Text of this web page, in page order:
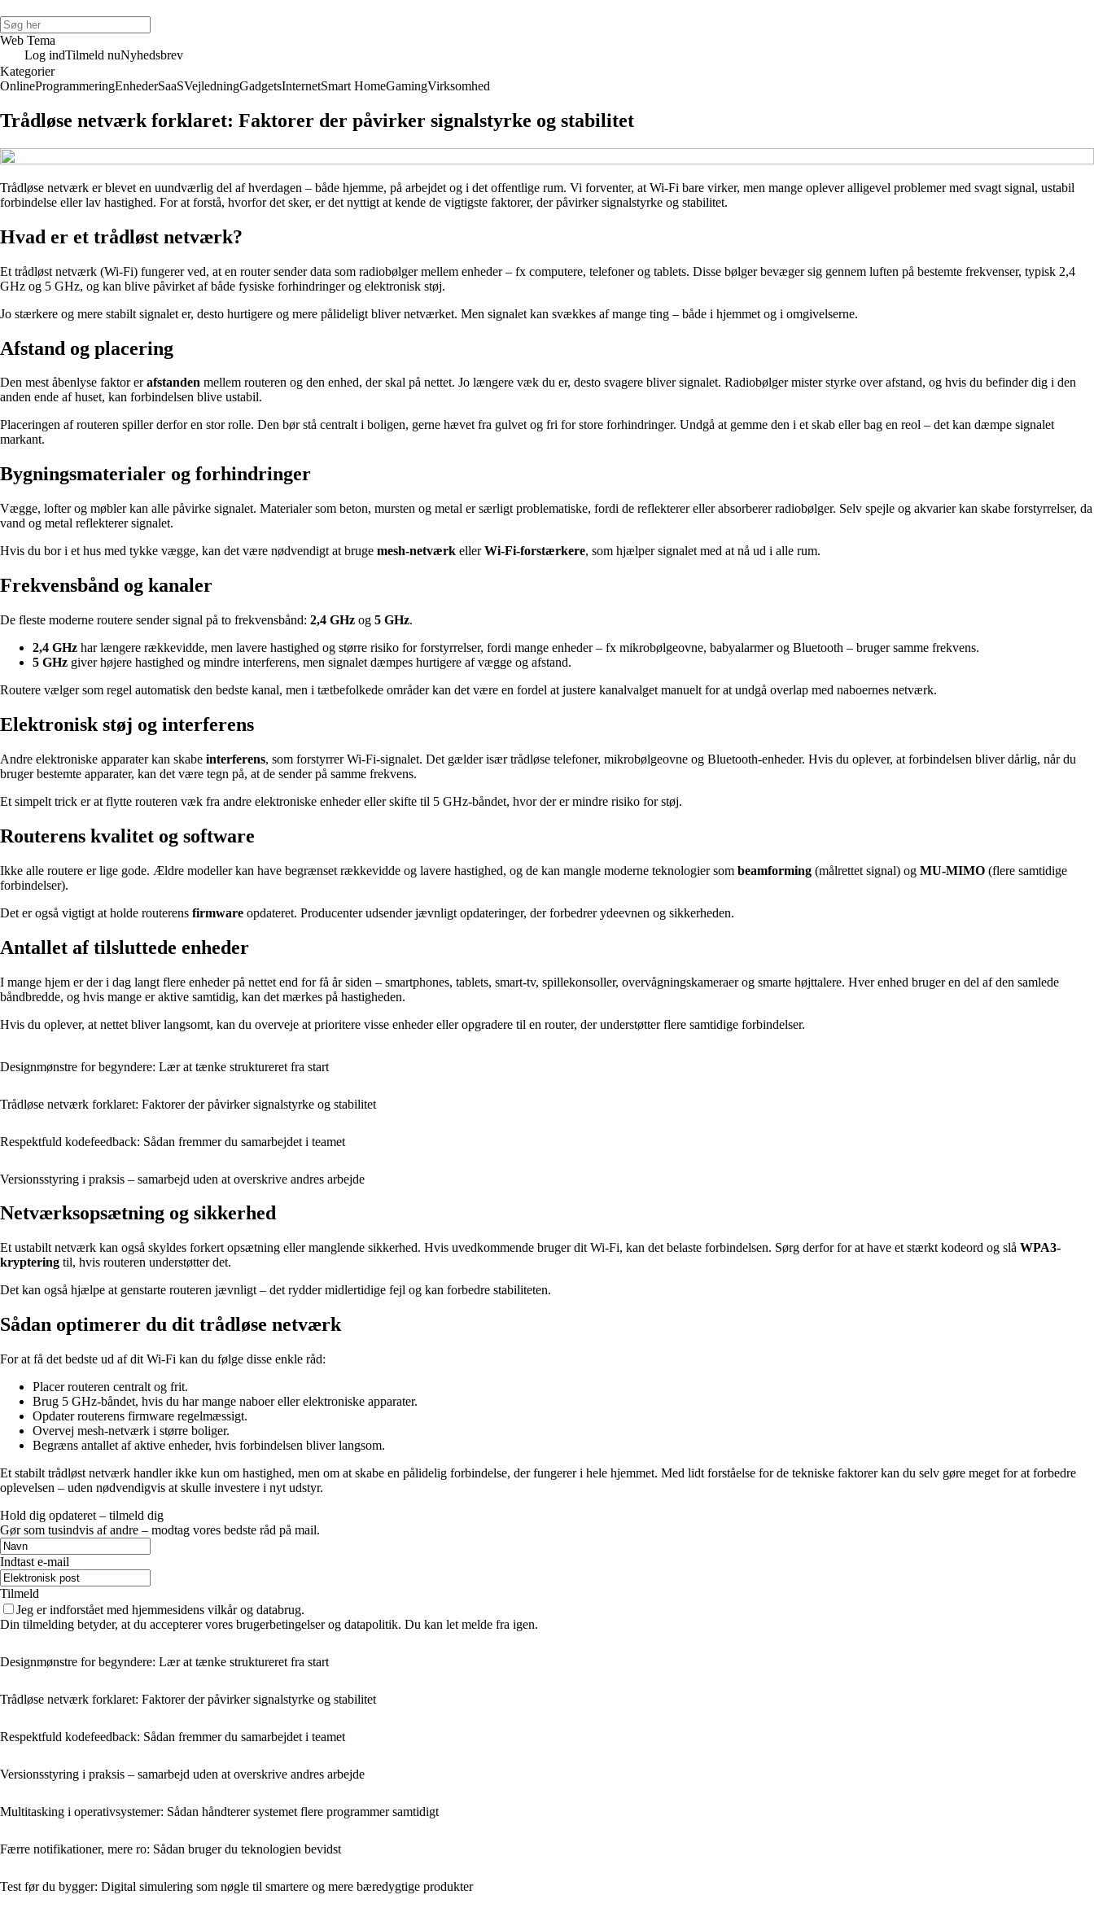
Web Tema
Log indTilmeld nuNyhedsbrev
Kategorier
OnlineProgrammeringEnhederSaaSVejledningGadgetsInternetSmart HomeGamingVirksomhed
Trådløse netværk forklaret: Faktorer der påvirker signalstyrke og stabilitet
Trådløse netværk er blevet en uundværlig del af hverdagen – både hjemme, på arbejdet og i det offentlige rum. Vi forventer, at Wi-Fi bare virker, men mange oplever alligevel problemer med svagt signal, ustabil
forbindelse eller lav hastighed. For at forstå, hvorfor det sker, er det nyttigt at kende de vigtigste faktorer, der påvirker signalstyrke og stabilitet.
Hvad er et trådløst netværk?
Et trådløst netværk (Wi-Fi) fungerer ved, at en router sender data som radiobølger mellem enheder – fx computere, telefoner og tablets. Disse bølger bevæger sig gennem luften på bestemte frekvenser, typisk 2,4
GHz og 5 GHz, og kan blive påvirket af både fysiske forhindringer og elektronisk støj.
Jo stærkere og mere stabilt signalet er, desto hurtigere og mere pålideligt bliver netværket. Men signalet kan svækkes af mange ting – både i hjemmet og i omgivelserne.
Afstand og placering
Den mest åbenlyse faktor erafstanden mellem routeren og den enhed, der skal på nettet. Jo længere væk du er, desto svagere bliver signalet. Radiobølger mister styrke over afstand, og hvis du befinder dig i den
anden ende af huset, kan forbindelsen blive ustabil.
Placeringen af routeren spiller derfor en stor rolle. Den bør stå centralt i boligen, gerne hævet fra gulvet og fri for store forhindringer. Undgå at gemme den i et skab eller bag en reol – det kan dæmpe signalet
markant.
Bygningsmaterialer og forhindringer
Vægge, lofter og møbler kan alle påvirke signalet. Materialer som beton, mursten og metal er særligt problematiske, fordi de reflekterer eller absorberer radiobølger. Selv spejle og akvarier kan skabe forstyrrelser, da
vand og metal reflekterer signalet.
Hvis du bor i et hus med tykke vægge, kan det være nødvendigt at bruge mesh-netværk ellerWi-Fi-forstærkere, som hjælper signalet med at nå ud i alle rum.
Frekvensbånd og kanaler
De fleste moderne routere sender signal på to frekvensbånd: 2,4 GHz og 5 GHz.
2,4 GHz har længere rækkevidde, men lavere hastighed og større risiko for forstyrrelser, fordi mange enheder – fx mikrobølgeovne, babyalarmer og Bluetooth – bruger samme frekvens.
5 GHz giver højere hastighed og mindre interferens, men signalet dæmpes hurtigere af vægge og afstand.
Routere vælger som regel automatisk den bedste kanal, men i tætbefolkede områder kan det være en fordel at justere kanalvalget manuelt for at undgå overlap med naboernes netværk.
Elektronisk støj og interferens
Andre elektroniske apparater kan skabe interferens, som forstyrrer Wi-Fi-signalet. Det gælder især trådløse telefoner, mikrobølgeovne og Bluetooth-enheder. Hvis du oplever, at forbindelsen bliver dårlig, når du
bruger bestemte apparater, kan det være tegn på, at de sender på samme frekvens.
Et simpelt trick er at flytte routeren væk fra andre elektroniske enheder eller skifte til 5 GHz-båndet, hvor der er mindre risiko for støj.
Routerens kvalitet og software
Ikke alle routere er lige gode. Ældre modeller kan have begrænset rækkevidde og lavere hastighed, og de kan mangle moderne teknologier som beamforming (målrettet signal) og MU-MIMO (flere samtidige
forbindelser).
Det er også vigtigt at holde routerens firmware opdateret. Producenter udsender jævnligt opdateringer, der forbedrer ydeevnen og sikkerheden.
Antallet af tilsluttede enheder
I mange hjem er der i dag langt flere enheder på nettet end for få år siden – smartphones, tablets, smart-tv, spillekonsoller, overvågningskameraer og smarte højttalere. Hver enhed bruger en del af den samlede
båndbredde, og hvis mange er aktive samtidig, kan det mærkes på hastigheden.
Hvis du oplever, at nettet bliver langsomt, kan du overveje at prioritere visse enheder eller opgradere til en router, der understøtter flere samtidige forbindelser.
Designmønstre for begyndere: Lær at tænke struktureret fra start
Trådløse netværk forklaret: Faktorer der påvirker signalstyrke og stabilitet
Respektfuld kodefeedback: Sådan fremmer du samarbejdet i teamet
Versionsstyring i praksis – samarbejd uden at overskrive andres arbejde
Netværksopsætning og sikkerhed
Et ustabilt netværk kan også skyldes forkert opsætning eller manglende sikkerhed. Hvis uvedkommende bruger dit Wi-Fi, kan det belaste forbindelsen. Sørg derfor for at have et stærkt kodeord og slå WPA3-
kryptering til, hvis routeren understøtter det.
Det kan også hjælpe at genstarte routeren jævnligt – det rydder midlertidige fejl og kan forbedre stabiliteten.
Sådan optimerer du dit trådløse netværk
For at få det bedste ud af dit Wi-Fi kan du følge disse enkle råd:
Placer routeren centralt og frit.
Brug 5 GHz-båndet, hvis du har mange naboer eller elektroniske apparater.
Opdater routerens firmware regelmæssigt.
Overvej mesh-netværk i større boliger.
Begræns antallet af aktive enheder, hvis forbindelsen bliver langsom.
Et stabilt trådløst netværk handler ikke kun om hastighed, men om at skabe en pålidelig forbindelse, der fungerer i hele hjemmet. Med lidt forståelse for de tekniske faktorer kan du selv gøre meget for at forbedre
oplevelsen – uden nødvendigvis at skulle investere i nyt udstyr.
Hold dig opdateret – tilmeld dig
Gør som tusindvis af andre – modtag vores bedste råd på mail.
Indtast e-mail
Tilmeld
Jeg er indforstået med hjemmesidens vilkår og databrug.
Din tilmelding betyder, at du accepterer vores brugerbetingelser og datapolitik. Du kan let melde fra igen.
Designmønstre for begyndere: Lær at tænke struktureret fra start
Trådløse netværk forklaret: Faktorer der påvirker signalstyrke og stabilitet
Respektfuld kodefeedback: Sådan fremmer du samarbejdet i teamet
Versionsstyring i praksis – samarbejd uden at overskrive andres arbejde
Multitasking i operativsystemer: Sådan håndterer systemet flere programmer samtidigt
Færre notifikationer, mere ro: Sådan bruger du teknologien bevidst
Test før du bygger: Digital simulering som nøgle til smartere og mere bæredygtige produkter